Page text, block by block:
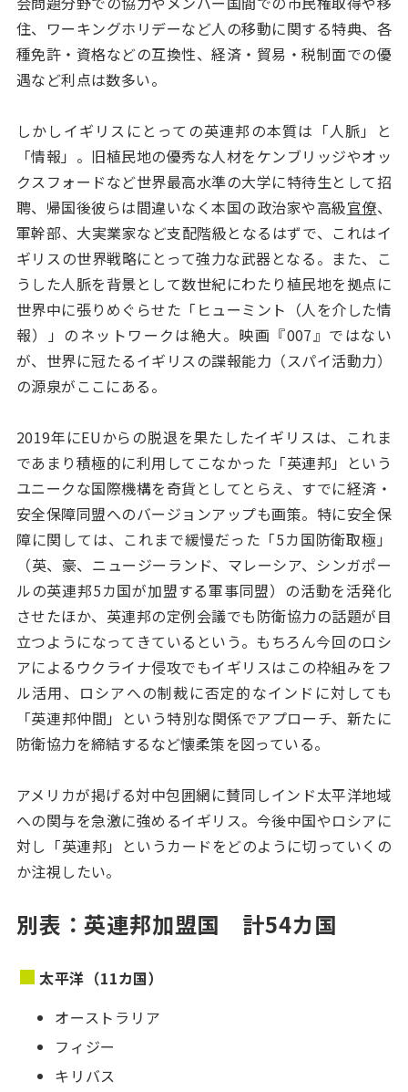
住、ワーキングホリデーなど人の移動に関する特典、各
種免許・資格などの互換性、経済・貿易・税制面での優
遇など利点は数多い。
しかしイギリスにとっての英連邦の本質は「人脈」と
「情報」。旧植民地の優秀な人材をケンブリッジやオッ
クスフォードなど世界最高水準の大学に特待生として招
聘、帰国後彼らは間違いなく本国の政治家や高級官僚、
軍幹部、大実業家など支配階級となるはずで、これはイ
ギリスの世界戦略にとって強力な武器となる。また、こ
うした人脈を背景として数世紀にわたり植民地を拠点に
世界中に張りめぐらせた「ヒューミント（人を介した情
報）」のネットワークは絶大。映画『007』ではない
が、世界に冠たるイギリスの諜報能力（スパイ活動力）
の源泉がここにある。
2019年にEUからの脱退を果たしたイギリスは、これま
であまり積極的に利用してこなかった「英連邦」という
ユニークな国際機構を奇貨としてとらえ、すでに経済・
安全保障同盟へのバージョンアップも画策。特に安全保
障に関しては、これまで緩慢だった「5カ国防衛取極」
（英、豪、ニュージーランド、マレーシア、シンガポー
ルの英連邦5カ国が加盟する軍事同盟）の活動を活発化
させたほか、英連邦の定例会議でも防衛協力の話題が目
立つようになってきているという。もちろん今回のロシ
アによるウクライナ侵攻でもイギリスはこの枠組みをフ
ル活用、ロシアへの制裁に否定的なインドに対しても
「英連邦仲間」という特別な関係でアプローチ、新たに
防衛協力を締結するなど懐柔策を図っている。
アメリカが掲げる対中包囲網に賛同しインド太平洋地域
への関与を急激に強めるイギリス。今後中国やロシアに
対し「英連邦」というカードをどのように切っていくの
か注視したい。
別表：英連邦加盟国 計54カ国
太平洋（11カ国）
オーストラリア
フィジー
キリバス